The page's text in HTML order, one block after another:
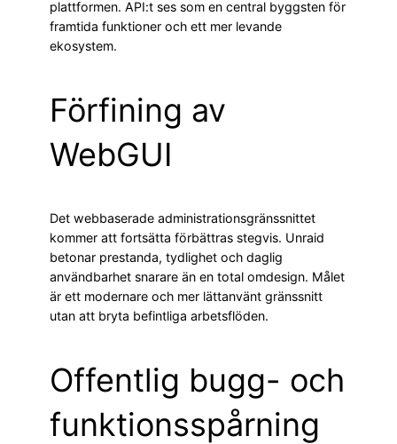
plattformen. API:t ses som en central byggsten för
framtida funktioner och ett mer levande
ekosystem.
Förfining av
WebGUI
Det webbaserade administrationsgränssnittet
kommer att fortsätta förbättras stegvis. Unraid
betonar prestanda, tydlighet och daglig
användbarhet snarare än en total omdesign. Målet
är ett modernare och mer lättanvänt gränssnitt
utan att bryta befintliga arbetsflöden.
Offentlig bugg- och
funktionsspårning